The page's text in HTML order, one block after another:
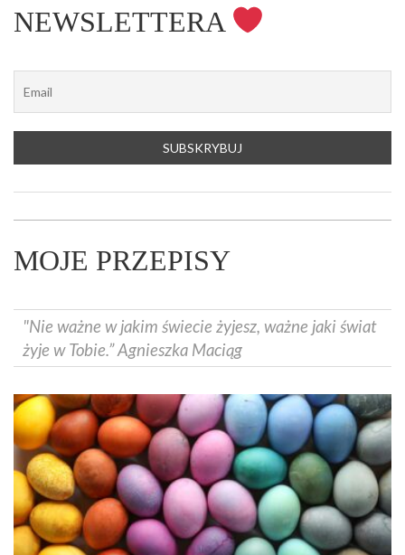
NEWSLETTERA
MOJE PRZEPISY
"Nie ważne w jakim świecie żyjesz, ważne jaki świat
żyje w Tobie.” Agnieszka Maciąg